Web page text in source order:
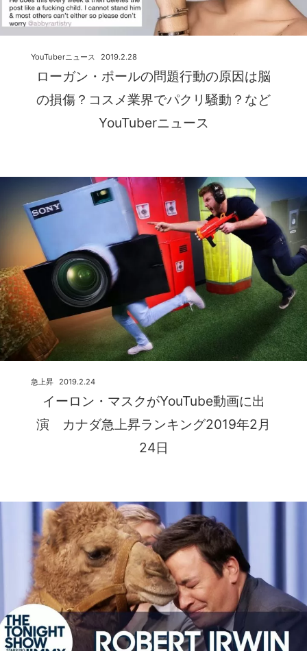
ローガン・ポールの問題行動の原因は脳
の損傷？コスメ業界でパクリ騒動？など
YouTuberニュース
2019.2.28
YouTuberニュース
イーロン・マスクがYouTube動画に出
演 カナダ急上昇ランキング2019年2月
24日
2019.2.24
急上昇